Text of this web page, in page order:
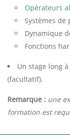
Opérateurs
Systèmes
Dynamique
Fonctions
Un stage long
(facultatif).
Remarque : une
formation est